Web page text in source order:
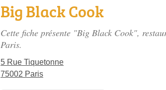
Big Black Cook
Cette fiche présente "Big Black Cook",
Paris.
5 Rue Tiquetonne
75002 Paris